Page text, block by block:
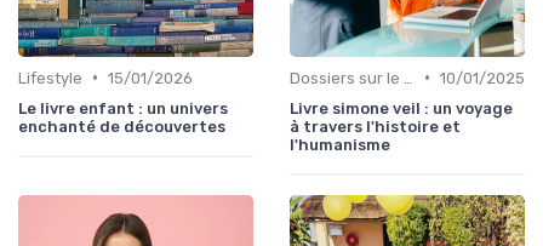
Lifestyle • 15/01/2026
Le livre enfant : un univers
enchanté de découvertes
• 10/01/2025
Livre simone veil : un voyage
à travers l'histoire et
l'humanisme